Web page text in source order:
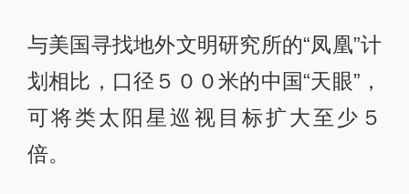
与美国寻找地外文明研究所的“凤凰”计
划相比，口径５００米的中国“天眼”，
可将类太阳星巡视目标扩大至少５
倍。